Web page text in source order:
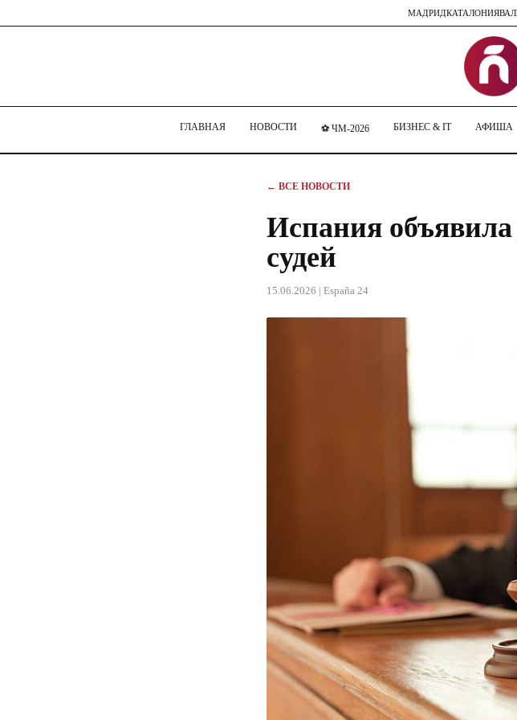
МАДРИДКАТАЛОНИЯ
ГЛАВНАЯ НОВОСТИ ⚽ ЧМ-2026 БИЗНЕС & IT АФИША
← ВСЕ НОВОСТИ
Испания
судей
15.06.2026 | España 24